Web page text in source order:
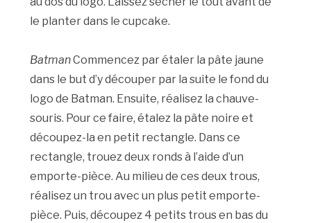
le planter dans le cupcake.
BatmanCommencez par étaler la pâte jaune
dans le but d’y découper par la suite le fond du
logo de Batman. Ensuite, réalisez la chauve-
souris. Pour ce faire, étalez la pâte noire et
découpez-la en petit rectangle. Dans ce
rectangle, trouez deux ronds à l’aide d’un
emporte-pièce. Au milieu de ces deux trous,
réalisez un trou avec un plus petit emporte-
pièce. Puis, découpez 4 petits trous en bas du